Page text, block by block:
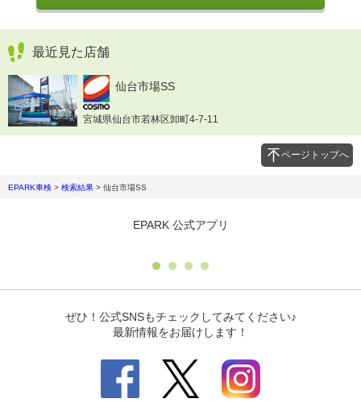
最近見た店舗
仙台市場SS
宮城県仙台市若林区卸町4-7-11
ページトップへ
EPARK車検 > 検索結果 > 仙台市場SS